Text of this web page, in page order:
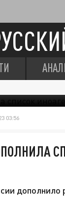
03:56
дополнило